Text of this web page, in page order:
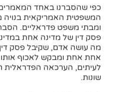
כפי שהסברנו באחד
המשפטית האמריקאית בנויה
ומבתי משפט פדראליים.
מה עושה אדם, שקיבל פסק
אחת אחת ומבקש לאכוף
לעיתים, הערכאה הפדראלית
שונות.